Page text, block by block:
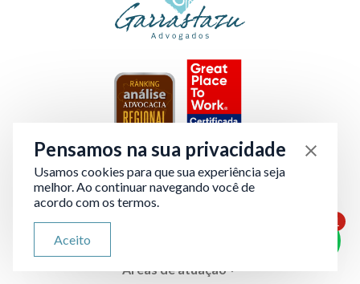
Verificada por
Áreas de atuação
1
Pensamos na sua privacidade
Usamos cookies para que sua experiência seja
melhor. Ao continuar navegando você de
acordo com os termos.
Aceito